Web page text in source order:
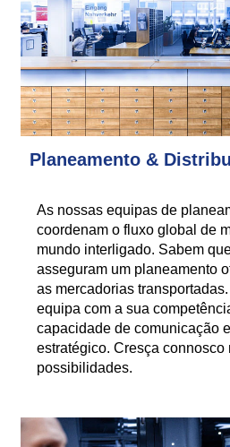
Planeamento &
As nossas equipas de
coordenam o fluxo global de
mundo interligado. Sabem
asseguram um planeamento
as mercadorias
equipa com a sua
capacidade de comunicação
estratégico. Cresça connosco
possibilidades.